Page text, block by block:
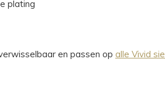
plating
en passen op alle Vivid